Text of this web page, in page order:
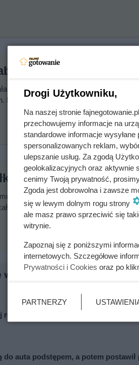
na zimę
propozycja na pyszny napój dla całej
Koniecznie wypróbuj nasz prosty
w piekarniku?
i słodkim owocowym
rodziny. Sprawdź nasz prosty przepis!
tej chwili
rozbierać się w niemal każdym filmie.
do auta podstępem, a potem
Drogi Użytkowniku,
Na naszej stronie
przechowujemy informacje na
standardowe informacje
spersonalizowanych reklam,
ulepszanie usług. Za zgodą
geolokalizacyjnych oraz aktywnie
cenimy Twoją prywatność,
Zgoda jest dobrowolna i zawsze
się w lewym dolnym rogu strony
ale masz prawo sprzeciwić się
witrynie.
Zapoznaj się z poniższymi
internetowych. Szczegółowe
Prywatności i Cookies oraz po
PARTNERZY